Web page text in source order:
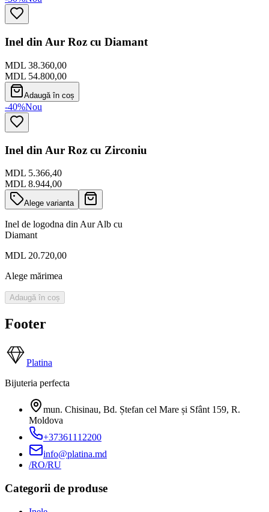
Inel din Aur Roz cu Diamant
MDL 38.360,00
MDL 54.800,00
Adaugă în coș
-40%Nou
Inel din Aur Roz cu Zirconiu
MDL 5.366,40
MDL 8.944,00
Alege varianta
Inel de logodna din Aur Alb cu
Diamant
MDL 20.720,00
Alege mărimea
Adaugă în coș
Footer
Platina
Bijuteria perfecta
mun. Chisinau, Bd. Ștefan cel Mare și Sfânt 159, R.
Moldova
+37361112200
info@platina.md
/RO/RU
Categorii de produse